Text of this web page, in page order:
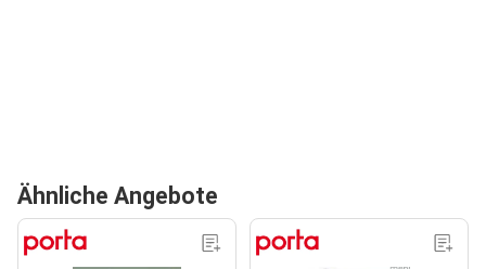
Ähnliche Angebote